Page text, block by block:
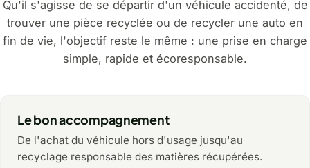
Qu'il s'agisse de se départir d'un véhicule accidenté, de
trouver une pièce recyclée ou de recycler une auto en
fin de vie, l'objectif reste le même : une prise en charge
simple, rapide et écoresponsable.
Le bon accompagnement
De l'achat du véhicule hors d'usage jusqu'au
recyclage responsable des matières récupérées.